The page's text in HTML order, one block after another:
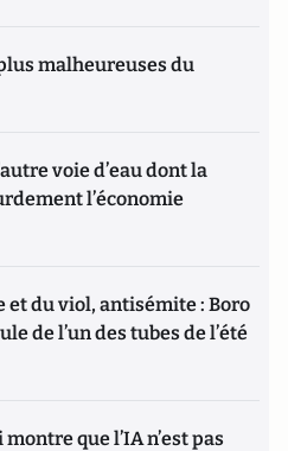
malheureuses du
voie d’eau dont la
l’économie
du viol, antisémite : Boro
de l’un des tubes de l’été
que l’IA n’est pas